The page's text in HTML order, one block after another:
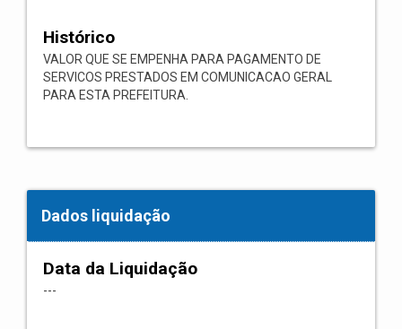
Histórico
VALOR QUE SE EMPENHA PARA PAGAMENTO DE
SERVICOS PRESTADOS EM COMUNICACAO GERAL
PARA ESTA PREFEITURA.
Dados liquidação
Data da Liquidação
---